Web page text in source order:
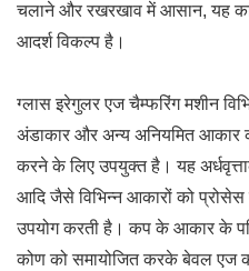
चलाने और रखरखाव में आसान, यह
आदर्श विकल्प है।
ग्लास इरेगुलर एज चैम्फरिंग मशीन
अंडाकार और अन्य अनियमित आकार
करने के लिए उपयुक्त है। यह
आदि जैसे विभिन्न आकारों को
उपयोग करती है। कप के आकार के
कोण को समायोजित करके बेवल एज